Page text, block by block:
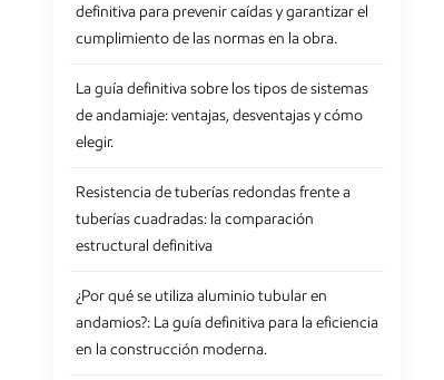
definitiva para prevenir caídas y garantizar el
cumplimiento de las normas en la obra.
La guía definitiva sobre los tipos de sistemas
de andamiaje: ventajas, desventajas y cómo
elegir.
Resistencia de tuberías redondas frente a
tuberías cuadradas: la comparación
estructural definitiva
¿Por qué se utiliza aluminio tubular en
andamios?: La guía definitiva para la eficiencia
en la construcción moderna.